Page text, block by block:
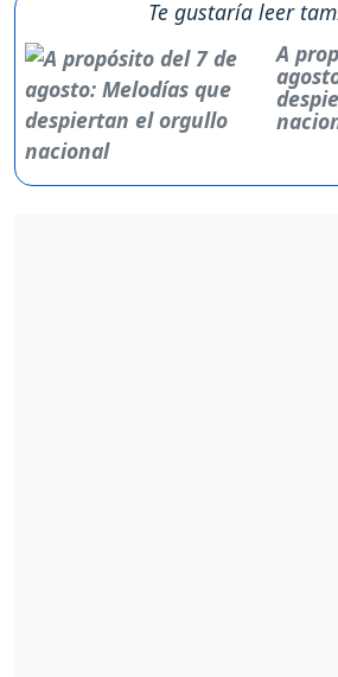
Te gustaría leer
A